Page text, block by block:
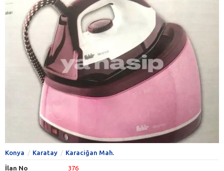
Konya Karatay Karaciğan Mah.
İlan No
376